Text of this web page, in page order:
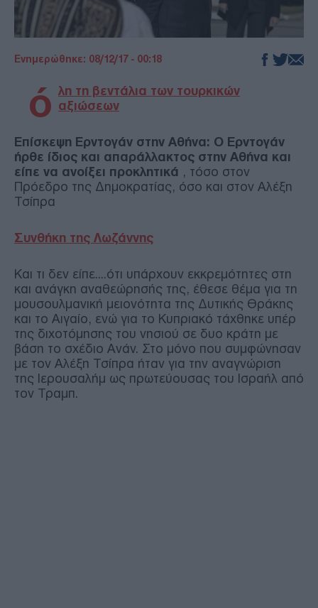
Ενημερώθηκε: 08/12/17 - 00:18
ό λη τη βεντάλια των τουρκικών
αξιώσεων
Επίσκεψη Ερντογάν στην Αθήνα: Ο Ερντογάν
ήρθε ίδιος και απαράλλακτος στην Αθήνα και
είπε να ανοίξει προκλητικά , τόσο στον
Πρόεδρο της Δημοκρατίας, όσο και στον Αλέξη
Τσίπρα
Συνθήκη της Λωζάννης
Και τι δεν είπε....ότι υπάρχουν εκκρεμότητες στη
και ανάγκη αναθεώρησής της, έθεσε θέμα για τη
μουσουλμανική μειονότητα της Δυτικής Θράκης
και το Αιγαίο, ενώ για το Κυπριακό τάχθηκε υπέρ
της διχοτόμησης του νησιού σε δυο κράτη με
βάση το σχέδιο Ανάν. Στο μόνο που συμφώνησαν
με τον Αλέξη Τσίπρα ήταν για την αναγνώριση
της Ιερουσαλήμ ως πρωτεύουσας του Ισραήλ από
τον Τραμπ.